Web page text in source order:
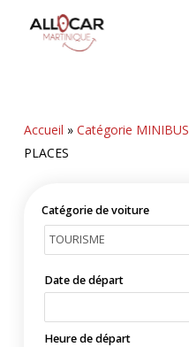
Accueil » Catégorie MINIBUS
PLACES
Catégorie de voiture
Date de départ
Heure de départ